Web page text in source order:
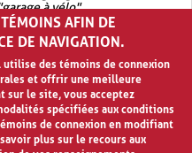
à vélo".
avec OR.garage OR vélo
quegarage à vélo
AFIN DE
DE NAVIGATION.
des témoins de connexion
et offrir une meilleure
sur le site, vous acceptez
spécifiées aux conditions
de connexion en modifiant
plus sur le recours aux